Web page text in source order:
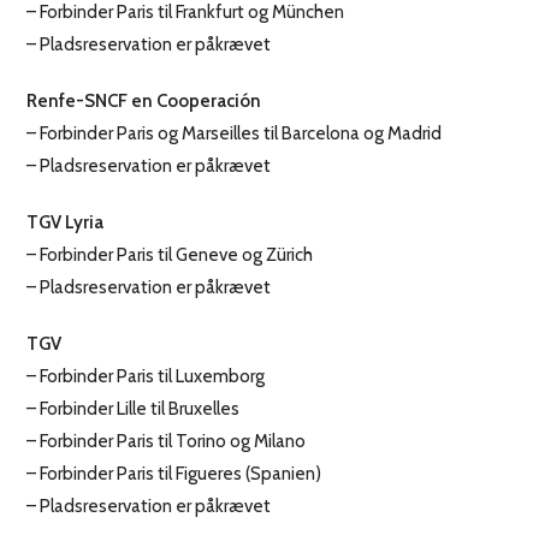
– Forbinder Paris til Frankfurt og München
– Pladsreservation er påkrævet
Renfe-SNCF en Cooperación
– Forbinder Paris og Marseilles til Barcelona og Madrid
– Pladsreservation er påkrævet
TGV Lyria
– Forbinder Paris til Geneve og Zürich
– Pladsreservation er påkrævet
TGV
– Forbinder Paris til Luxemborg
– Forbinder Lille til Bruxelles
– Forbinder Paris til Torino og Milano
– Forbinder Paris til Figueres (Spanien)
– Pladsreservation er påkrævet